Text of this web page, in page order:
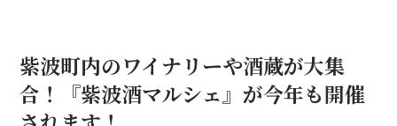
紫波町内のワイナリーや酒蔵が大集
合！『紫波酒マルシェ』が今年も開催